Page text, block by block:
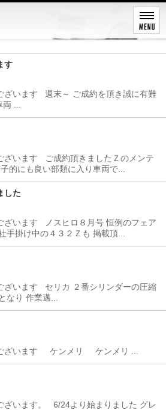
す
ざいます 週末～ ご成約を頂き誠に有難
...
ざいます ご成約頂きましたＺのメンテ
的にも良い部類に入り車両で...
した
ざいます ノスヒロ８月号 恒例のフェア
手掛け中の４３２Ｚも 掲載頂...
ざいます セリカ ２番シリンダーの圧縮
なり 作業邁...
ざいます ケンメリ ケンメリ ...
ざいます。 6/24より始まりました グレ